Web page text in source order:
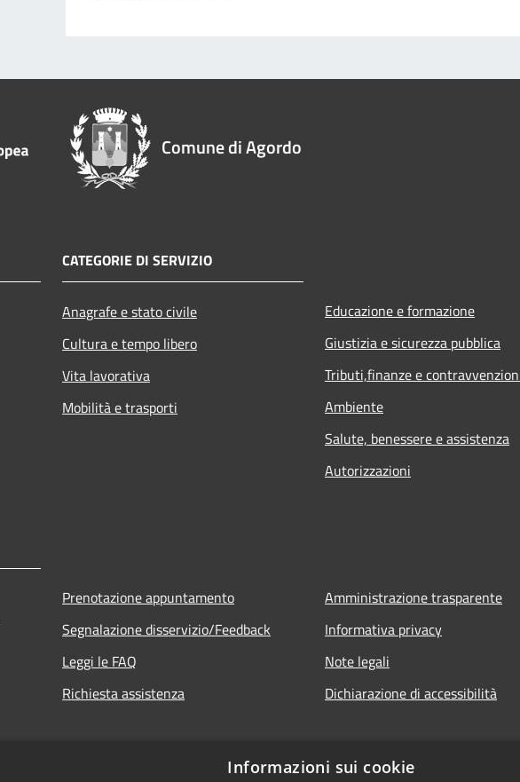
Comune di Agordo
CATEGORIE DI SERVIZIO
Anagrafe e stato civile
Cultura e tempo libero
Vita lavorativa
Mobilità e trasporti
Educazione e formazione
Giustizia e sicurezza pubblica
Tributi,finanze e
Ambiente
Salute, benessere e assistenza
Autorizzazioni
Prenotazione appuntamento
Segnalazione disservizio/Feedback
Leggi le FAQ
Richiesta assistenza
Amministrazione trasparente
Informativa privacy
Note legali
Dichiarazione di accessibilità
Informazioni sui cookie